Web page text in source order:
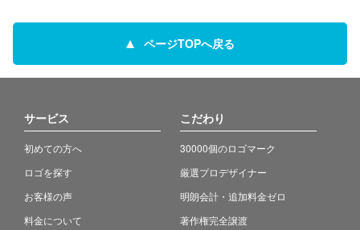
ページTOPへ戻る
サービス
初めての方へ
ロゴを探す
お客様の声
料金について
こだわり
30000個のロゴマーク
厳選プロデザイナー
明朗会計・追加料金ゼロ
著作権完全譲渡